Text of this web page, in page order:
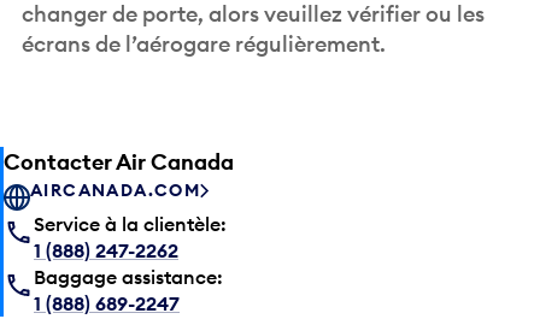
changer de porte, alors veuillez vérifier ou les
écrans de l’aérogare régulièrement.
Contacter Air Canada
AIRCANADA.COM
Service à la clientèle:
1 (888) 247-2262
Baggage assistance:
1 (888) 689-2247